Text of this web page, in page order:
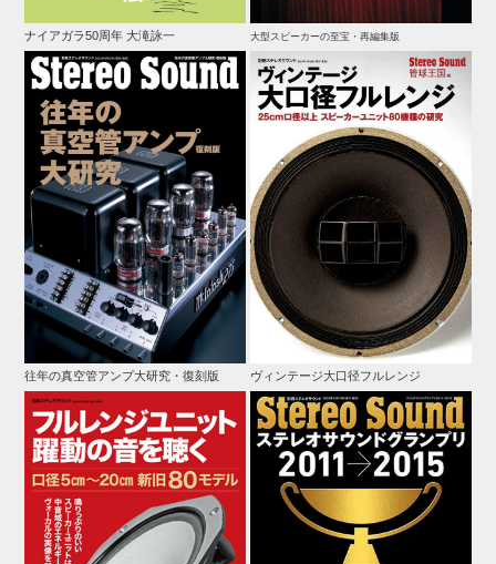
ナイアガラ50周年 大滝詠一 大型スピーカーの至宝・再編集版
往年の真空管アンプ大研究・復刻版 ヴィンテージ大口径フルレンジ